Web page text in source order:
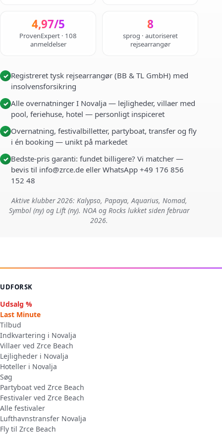
4,97/5
ProvenExpert · 108
anmeldelser
8
sprog · autoriseret
rejsearrangør
✓ Registreret tysk rejsearrangør (BB & TL GmbH) med
insolvensforsikring
✓ Alle overnatninger I Novalja — lejligheder, villaer med
pool, feriehuse, hotel — personligt inspiceret
✓ Overnatning, festivalbilletter, partyboat, transfer og fly
i én booking — unikt på markedet
✓ Bedste-pris garanti: fundet billigere? Vi matcher —
bevis til info@zrce.de eller WhatsApp +49 176 856
152 48
Aktive klubber 2026: Kalypso, Papaya, Aquarius, Nomad,
Symbol (ny) og Lift (ny). NOA og Rocks lukket siden februar
2026.
UDFORSK
Udsalg %
Last Minute
Tilbud
Indkvartering i Novalja
Villaer ved Zrce Beach
Lejligheder i Novalja
Hoteller i Novalja
Søg
Partyboat ved Zrce Beach
Festivaler ved Zrce Beach
Alle festivaler
Lufthavnstransfer Novalja
Fly til Zrce Beach